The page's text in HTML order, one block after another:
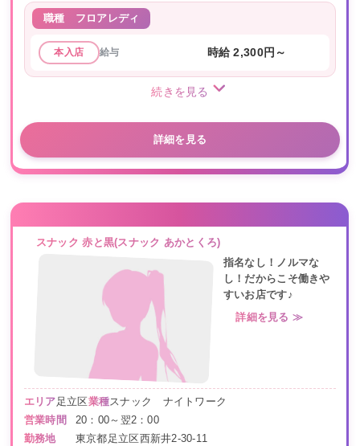
職種 フロアレディ
本入店 給与 時給 2,300円～
続きを見る
詳細を見る
スナック 赤と黒(スナック あかとくろ)
指名なし！ノルマな
し！だからこそ働きや
すいお店です♪
詳細を見る ≫
エリア足立区 業種スナック ナイトワーク
営業時間
20：00～翌2：00
勤務地
東京都足立区西新井2-30-11